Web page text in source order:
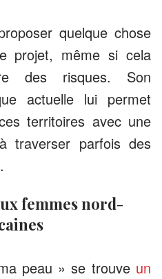
quelque chose
projet, même si cela
des risques. Son
actuelle lui permet
territoires avec une
traverser parfois des
peau » se trouve un